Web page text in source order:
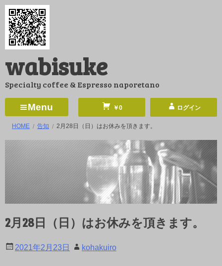
コ
ン
ツ
ス
ッ
wabisuke
Specialty coffee & Espresso naporetano
Menu ￥0 ログイン
HOME 告知 2月28日（日）はお休みを頂きます。
2月28日（日）はお休みを頂きます。
2021年2月23日 kohakuiro